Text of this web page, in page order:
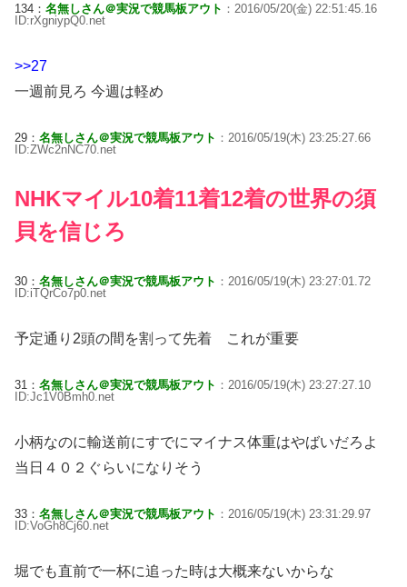
134： 名無しさん＠実況で競馬板アウト ：2016/05/20(金) 22:51:45.16
ID:rXgniypQ0.net
>>27
一週前見ろ 今週は軽め
29： 名無しさん＠実況で競馬板アウト ：2016/05/19(木) 23:25:27.66
ID:ZWc2nNC70.net
NHKマイル10着11着12着の世界の須
貝を信じろ
30： 名無しさん＠実況で競馬板アウト ：2016/05/19(木) 23:27:01.72
ID:iTQrCo7p0.net
予定通り2頭の間を割って先着 これが重要
31： 名無しさん＠実況で競馬板アウト ：2016/05/19(木) 23:27:27.10
ID:Jc1V0Bmh0.net
小柄なのに輸送前にすでにマイナス体重はやばいだろよ
当日４０２ぐらいになりそう
33： 名無しさん＠実況で競馬板アウト ：2016/05/19(木) 23:31:29.97
ID:VoGh8Cj60.net
堀でも直前で一杯に追った時は大概来ないからな